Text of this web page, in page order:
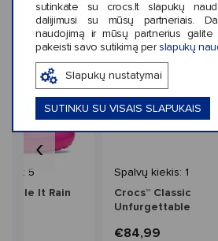
sutinkate su crocs.lt slapukų
dalijimusi su mūsų partneriais.
naudojimą ir mūsų partnerius
pakeisti savo sutikimą per slapukų
Slapukų nustatymai
SUTINKU SU VISAIS SLAPUKAIS
Panašaus stiliaus prekės
5
It Rain
Spalvų kiekis: 1
Crocs™ Classic
Unfurgettable
€84,99
‹